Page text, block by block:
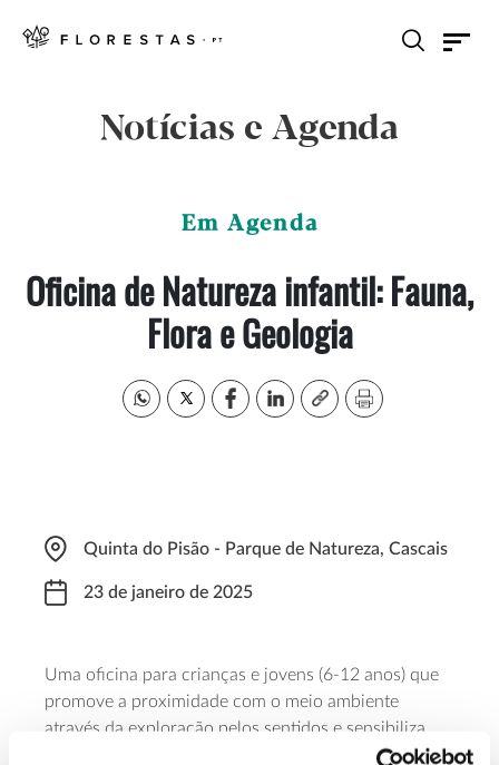
Notícias e Agenda
Em Agenda
Oficina de Natureza infantil: Fauna,
Flora e Geologia
Quinta do Pisão - Parque de Natureza, Cascais
23 de janeiro de 2025
Uma oficina para crianças e jovens (6-12 anos) que
promove a proximidade com o meio ambiente
através da exploração pelos sentidos e sensibiliza
para a defesa e valorização do património natural,